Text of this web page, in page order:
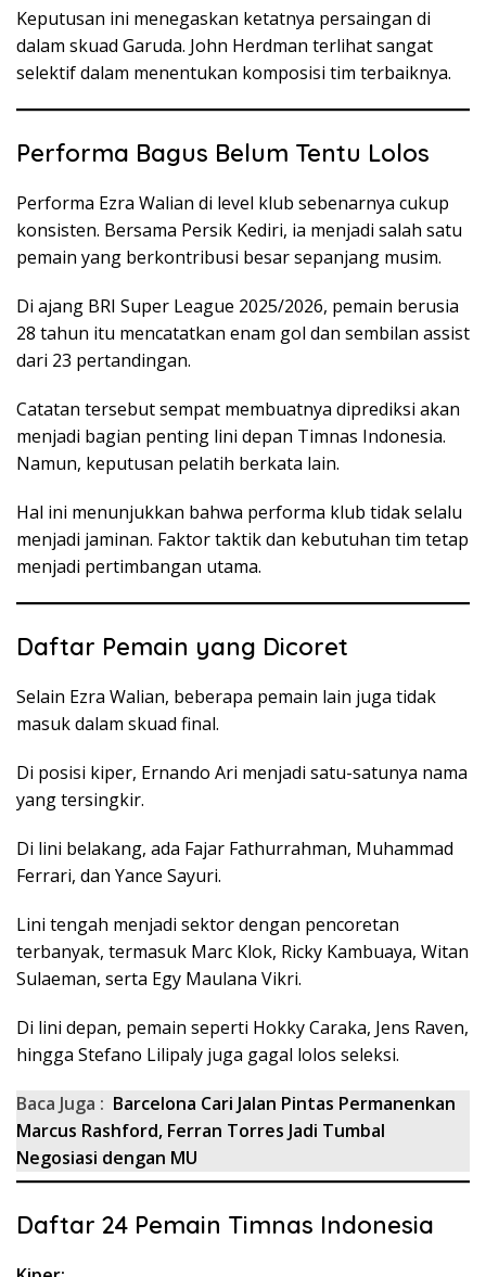
Keputusan ini menegaskan ketatnya persaingan di
dalam skuad Garuda. John Herdman terlihat sangat
selektif dalam menentukan komposisi tim terbaiknya.
Performa Bagus Belum Tentu Lolos
Performa Ezra Walian di level klub sebenarnya cukup
konsisten. Bersama Persik Kediri, ia menjadi salah satu
pemain yang berkontribusi besar sepanjang musim.
Di ajang BRI Super League 2025/2026, pemain berusia
28 tahun itu mencatatkan enam gol dan sembilan assist
dari 23 pertandingan.
Catatan tersebut sempat membuatnya diprediksi akan
menjadi bagian penting lini depan Timnas Indonesia.
Namun, keputusan pelatih berkata lain.
Hal ini menunjukkan bahwa performa klub tidak selalu
menjadi jaminan. Faktor taktik dan kebutuhan tim tetap
menjadi pertimbangan utama.
Daftar Pemain yang Dicoret
Selain Ezra Walian, beberapa pemain lain juga tidak
masuk dalam skuad final.
Di posisi kiper, Ernando Ari menjadi satu-satunya nama
yang tersingkir.
Di lini belakang, ada Fajar Fathurrahman, Muhammad
Ferrari, dan Yance Sayuri.
Lini tengah menjadi sektor dengan pencoretan
terbanyak, termasuk Marc Klok, Ricky Kambuaya, Witan
Sulaeman, serta Egy Maulana Vikri.
Di lini depan, pemain seperti Hokky Caraka, Jens Raven,
hingga Stefano Lilipaly juga gagal lolos seleksi.
Baca Juga : Barcelona Cari Jalan Pintas Permanenkan
Marcus Rashford, Ferran Torres Jadi Tumbal
Negosiasi dengan MU
Daftar 24 Pemain Timnas Indonesia